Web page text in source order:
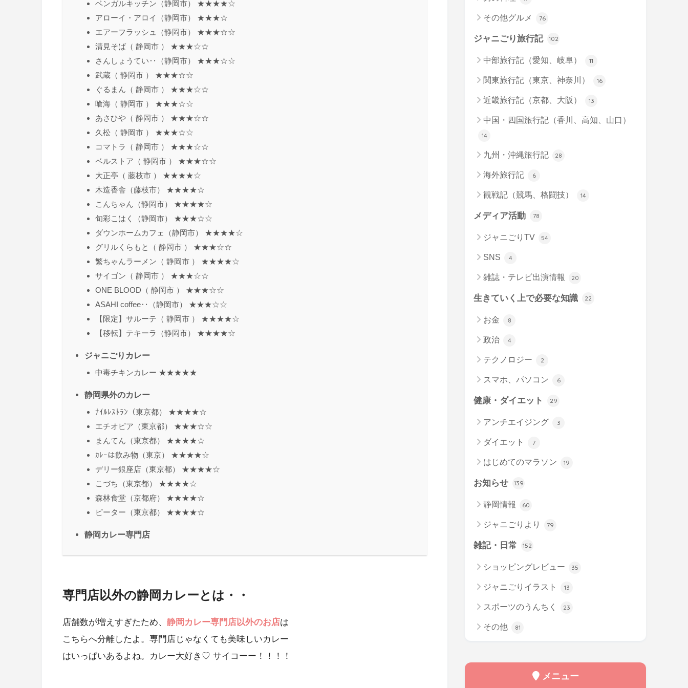
ベンガルキッチン（静岡市） ★★★★☆
アローイ・アロイ（静岡市） ★★★☆
エアーフラッシュ（静岡市） ★★★☆☆
清見そば（ 静岡市 ） ★★★☆☆
さんしょうてい‥（静岡市） ★★★☆☆
武蔵（ 静岡市 ） ★★★☆☆
ぐるまん（ 静岡市 ） ★★★☆☆
喰海（ 静岡市 ） ★★★☆☆
あさひや（ 静岡市 ） ★★★☆☆
久松（ 静岡市 ） ★★★☆☆
コマトラ（ 静岡市 ） ★★★☆☆
ベルストア（ 静岡市 ） ★★★☆☆
大正亭（ 藤枝市 ） ★★★★☆
木造香舎（藤枝市） ★★★★☆
こんちゃん（静岡市） ★★★★☆
旬彩こはく（静岡市） ★★★☆☆
ダウンホームカフェ（静岡市） ★★★★☆
グリルくらもと（ 静岡市 ） ★★★☆☆
繁ちゃんラーメン（ 静岡市 ） ★★★★☆
サイゴン（ 静岡市 ） ★★★☆☆
ONE BLOOD（ 静岡市 ） ★★★☆☆
ASAHI coffee‥（静岡市） ★★★☆☆
【限定】サルーテ（ 静岡市 ） ★★★★☆
【移転】テキーラ（静岡市） ★★★★☆
ジャニごりカレー
中毒チキンカレー ★★★★★
静岡県外のカレー
ﾅｲﾙﾚｽﾄﾗﾝ（東京都） ★★★★☆
エチオピア（東京都） ★★★☆☆
まんてん（東京都） ★★★★☆
ｶﾚｰは飲み物（東京） ★★★★☆
デリー銀座店（東京都） ★★★★☆
こづち（東京都） ★★★★☆
森林食堂（京都府） ★★★★☆
ピーター（東京都） ★★★★☆
静岡カレー専門店
専門店以外の静岡カレーとは・・
店舗数が増えすぎたため、 静岡カレー専門店以外のお店は
こちらへ分離したよ。専門店じゃなくても美味しいカレー
はいっぱいあるよね。カレー大好き♡ サイコーー！！！！
その他グルメ 76
ジャニごり旅行記 102
中部旅行記（愛知、岐阜） 11
関東旅行記（東京、神奈川） 16
近畿旅行記（京都、大阪） 13
中国・四国旅行記（香川、高知、山口）
14
九州・沖縄旅行記 28
海外旅行記 6
観戦記（競馬、格闘技） 14
メディア活動 78
ジャニごりTV 54
SNS 4
雑誌・テレビ出演情報 20
生きていく上で必要な知識 22
お金 8
政治 4
テクノロジー 2
スマホ、パソコン 6
健康・ダイエット 29
アンチエイジング 3
ダイエット 7
はじめてのマラソン 19
お知らせ 139
静岡情報 60
ジャニごりより 79
雑記・日常 152
ショッピングレビュー 35
ジャニごりイラスト 13
スポーツのうんちく 23
その他 81
メニュー